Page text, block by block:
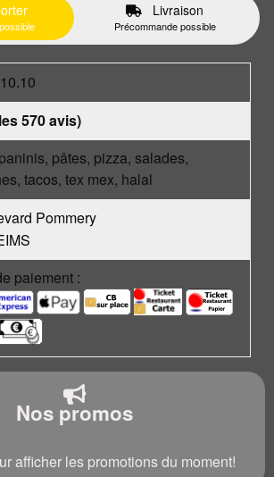
Livraison
Précommande possible
570 avis)
pâtes, pizza, salades,
tacos, tex mex, halal
Pommery
paiement :
Nos promos
afficher les promotions du moment!